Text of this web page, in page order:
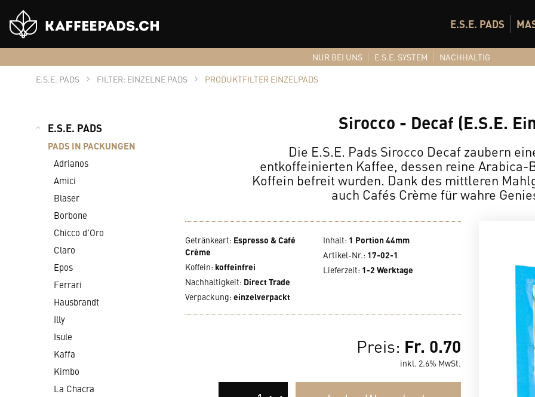
Shop
Logo
E.S.E. PADS
NUR BEI UNS E.S.E. SYSTEM
NACHHALTIG
E.S.E. PADS
FILTER: EINZELNE PADS PRODUKTFILTER EINZELPADS
E.S.E. PADS
PADS IN PACKUNGEN
Adrianos
Amici
Blaser
Borbone
Chicco d’Oro
Claro
Epos
Ferrari
Hausbrandt
Illy
Isule
Kaffa
Kimbo
La Chacra
Sirocco - Decaf (E.S.E.
Die E.S.E. Pads Sirocco Decaf zaubern
entkoffeinierten Kaffee, dessen reine
Koffein befreit wurden. Dank des mittleren
auch Cafés Crème für wahre
Getränkeart: Espresso & Café
Crème
Koffein: koffeinfrei
Nachhaltigkeit: Direct Trade
Verpackung: einzelverpackt
Inhalt: 1 Portion 44mm
Artikel-Nr.: 17-02-1
Lieferzeit: 1-2 Werktage
Preis: Fr. 0.70
inkl. 2.6% MwSt.